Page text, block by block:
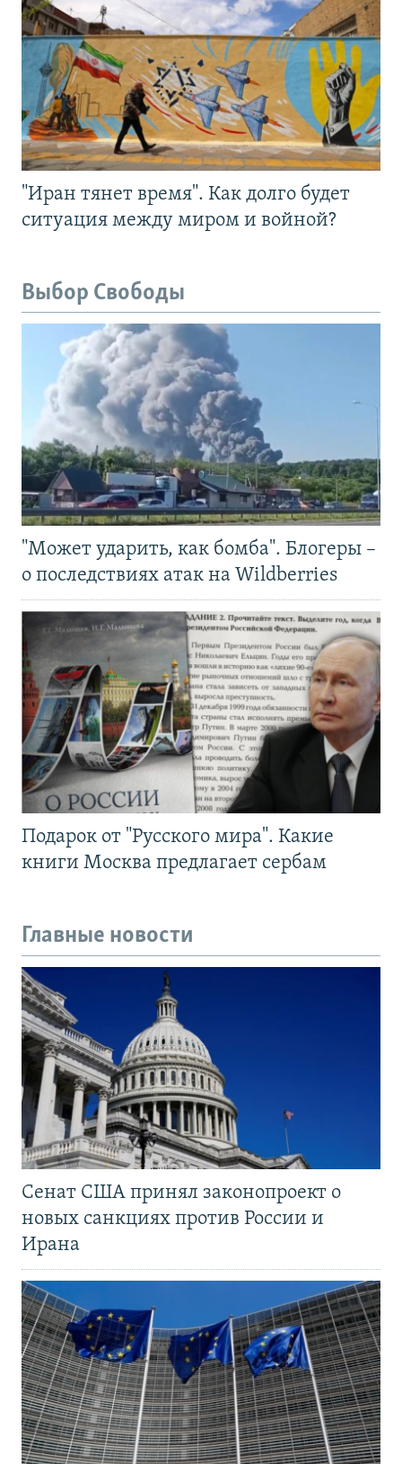
"Иран тянет время". Как долго будет
ситуация между миром и войной?
Выбор Свободы
"Может ударить, как бомба". Блогеры –
о последствиях атак на Wildberries
Подарок от "Русского мира". Какие
книги Москва предлагает сербам
Главные новости
Сенат США принял законопроект о
новых санкциях против России и
Ирана